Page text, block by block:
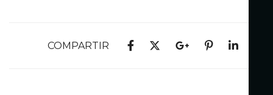
COMPARTIR